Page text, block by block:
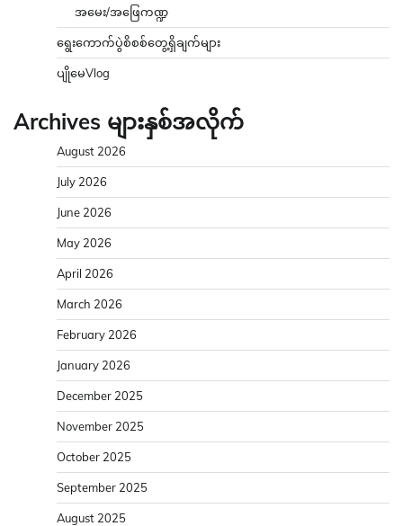
အမေး/အဖြေကဏ္ဍ
ရွေးကောက်ပွဲစိစစ်တွေ့ရှိချက်များ
ပျိုမေVlog
Archives များနှစ်အလိုက်
August 2026
July 2026
June 2026
May 2026
April 2026
March 2026
February 2026
January 2026
December 2025
November 2025
October 2025
September 2025
August 2025